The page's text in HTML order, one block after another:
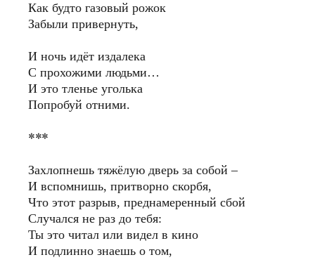
Как будто газовый рожок
Забыли привернуть,
И ночь идёт издалека
С прохожими людьми…
И это тленье уголька
Попробуй отними.
***
Захлопнешь тяжёлую дверь за собой –
И вспомнишь, притворно скорбя,
Что этот разрыв, преднамеренный сбой
Случался не раз до тебя:
Ты это читал или видел в кино
И подлинно знаешь о том,